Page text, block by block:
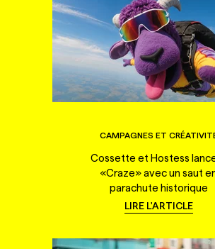
CAMPAGNES ET
Cossette et Hostess
«Craze» avec un saut
parachute historique
LIRE L'ARTICLE